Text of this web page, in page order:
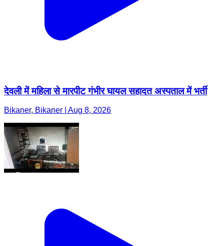
देवली में महिला से मारपीट गंभीर घायल सहादत अस्पताल में भर्ती
Bikaner, Bikaner | Aug 8, 2026